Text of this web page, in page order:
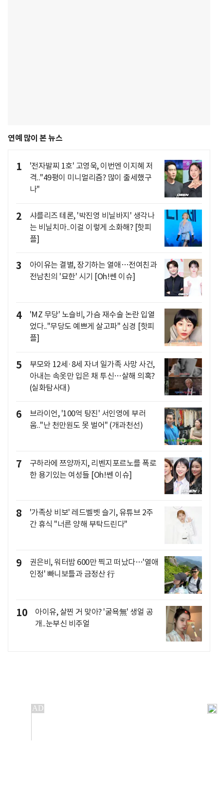
연예 많이 본 뉴스
1
'전자발찌 1호' 고영욱, 이번엔 이지혜 저
격.."49평이 미니멀리즘? 많이 출세했구
나"
2
샤를리즈 테론, '박진영 비닐바지' 생각나
는 비닐치마..이걸 이렇게 소화해? [핫피
플]
3
아이유는 결별, 장기하는 열애…전여친과
전남친의 '묘한' 시기 [Oh!쎈 이슈]
4
'MZ 무당' 노슬비, 가슴 재수술 논란 입열
었다.."무당도 예쁘게 살고파" 심경 [핫피
플]
5
부모와 12세·8세 자녀 일가족 사망 사건,
아내는 속옷만 입은 채 투신…살해 의혹?
(실화탐사대)
6
브라이언, '100억 탕진' 서인영에 부러
움.."난 천만원도 못 벌어" (개과천선)
7
구하라에 쯔양까지, 리벤지포르노를 폭로
한 용기있는 여성들 [Oh!쎈 이슈]
8
'가족상 비보' 레드벨벳 슬기, 유튜브 2주
간 휴식 "너른 양해 부탁드린다"
9
권은비, 워터밤 600만 찍고 떠났다…'열애
인정' 빠니보틀과 금정산 行
10
아이유, 살찐 거 맞아? '굴욕無' 생얼 공
개..눈부신 비주얼